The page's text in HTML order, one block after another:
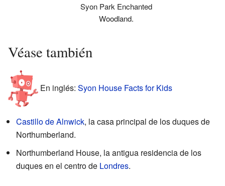
Syon Park Enchanted
Woodland.
Véase también
En inglés: Syon House Facts for Kids
Castillo de Alnwick, la casa principal de los duques de
Northumberland.
Northumberland House, la antigua residencia de los
duques en el centro de Londres.